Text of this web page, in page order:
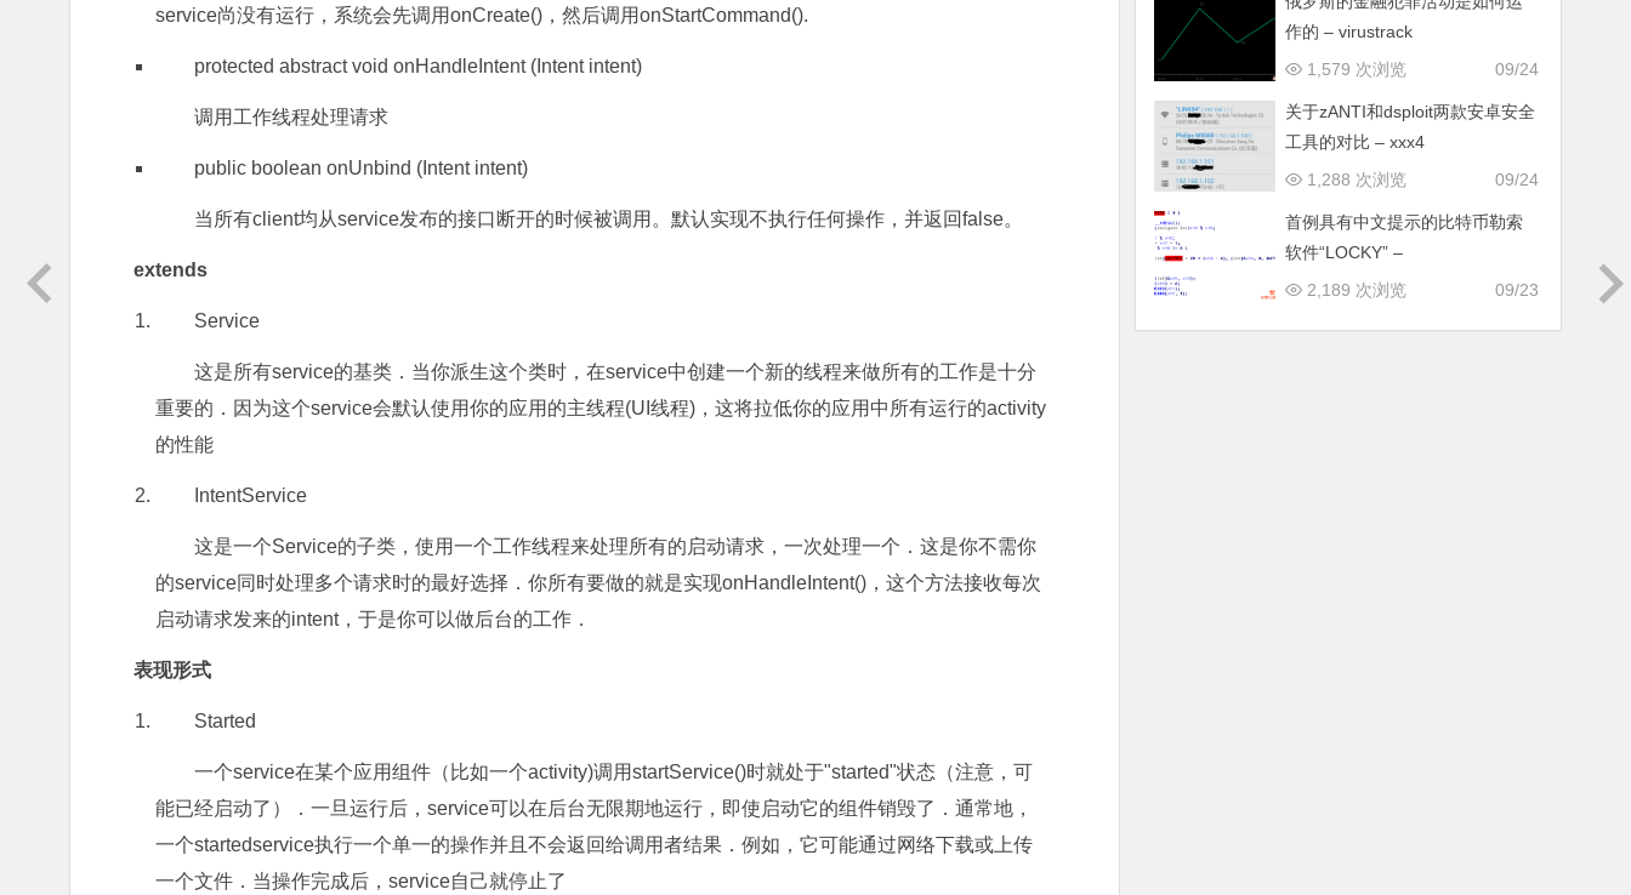
service尚没有运行，系统会先调用onCreate()，然后调用onStartCommand().
protected abstract void onHandleIntent (Intent intent)
调用工作线程处理请求
public boolean onUnbind (Intent intent)
当所有client均从service发布的接口断开的时候被调用。默认实现不执行任何操作，并返回false。
extends
Service
这是所有service的基类．当你派生这个类时，在service中创建一个新的线程来做所有的工作是十分
重要的．因为这个service会默认使用你的应用的主线程(UI线程)，这将拉低你的应用中所有运行的activity
的性能
IntentService
这是一个Service的子类，使用一个工作线程来处理所有的启动请求，一次处理一个．这是你不需你
的service同时处理多个请求时的最好选择．你所有要做的就是实现onHandleIntent()，这个方法接收每次
启动请求发来的intent，于是你可以做后台的工作．
表现形式
Started
一个service在某个应用组件（比如一个activity)调用startService()时就处于"started"状态（注意，可
能已经启动了）．一旦运行后，service可以在后台无限期地运行，即使启动它的组件销毁了．通常地，
一个startedservice执行一个单一的操作并且不会返回给调用者结果．例如，它可能通过网络下载或上传
一个文件．当操作完成后，service自己就停止了
作的 – virustrack
09/24
1,579 次浏览
关于zANTI和dsploit两款安卓安全
工具的对比 – xxx4
09/24
1,288 次浏览
首例具有中文提示的比特币勒索
软件“LOCKY” –
09/23
2,189 次浏览